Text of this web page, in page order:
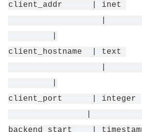
client_addr      | inet
client_hostname  | text
client_port      | integer
backend_start    |